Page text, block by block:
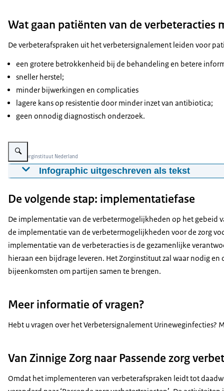
Wat gaan patiënten van de verbeteracties
De verbeterafspraken uit het verbetersignalement leiden voor
een grotere betrokkenheid bij de behandeling en betere
sneller herstel;
minder bijwerkingen en complicaties
lagere kans op resistentie door minder inzet van antibiotica;
geen onnodig diagnostisch onderzoek.
Vergroot afbeelding Deze afbeelding brengt de belangrijkste
Beeld: Zorginstituut Nederland
Infographic uitgeschreven als tekst
verbetermogelijkheden vastgesteld voor meer passende
laat gezonde, niet-zwangere vrouwen met een
verbeter de voorlichting op patiëntenwebsites;
zet vaker een urinekweek in bij risicogroepen of bij
kies minder vaak voor een kijkoperatie van de blaas
kies minder vaak voor een echografie van de
De verbetermogelijkheden uit het verbetersignalement
patiënten zijn beter geïnformeerd en meer betrokken,
patiënten ervaren minder onnodige bijwerkingen en
tegengaan van antibioticaresistentie;
De volgende stap: implementatiefase
De implementatie van de verbetermogelijkheden op het gebeid
de implementatie van de verbetermogelijkheden voor de zorg
implementatie van de verbeteracties is de gezamenlijke
hieraan een bijdrage leveren. Het Zorginstituut zal waar nodig
bijeenkomsten om partijen samen te brengen.
Meer informatie of vragen?
Hebt u vragen over het Verbetersignalement Urineweginfecties?
Van Zinnige Zorg naar Passende zorg
Omdat het implementeren van verbeterafspraken leidt tot